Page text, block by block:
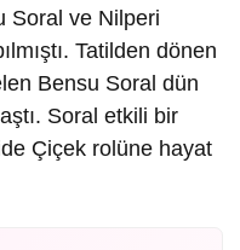
Soral ve Nilperi
Tatilden dönen
Bensu Soral dün
Soral etkili bir
Çiçek rolüne hayat